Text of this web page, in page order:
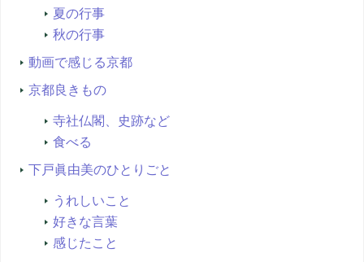
夏の行事
秋の行事
動画で感じる京都
京都良きもの
寺社仏閣、史跡など
食べる
下戸眞由美のひとりごと
うれしいこと
好きな言葉
感じたこと